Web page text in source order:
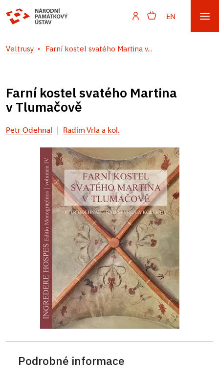
EN
Veltrusy Farní kostel svatého Martina v...
Farní kostel svatého Martina
v Tlumačově
Petr Odehnal | Radim Vrla a kol.
Podrobné informace